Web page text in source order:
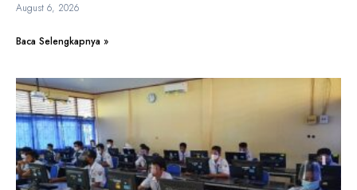
August 6, 2026
Baca Selengkapnya »